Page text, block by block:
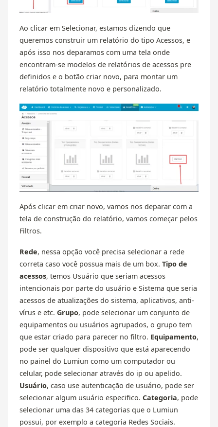
Ao clicar em Selecionar, estamos dizendo que
queremos construir um relatório do tipo Acessos, e
após isso nos deparamos com uma tela onde
encontram-se modelos de relatórios de acessos pre
definidos e o botão criar novo, para montar um
relatório totalmente novo e personalizado.
Após clicar em criar novo, vamos nos deparar com a
tela de construção do relatório, vamos começar pelos
Filtros.
Rede, nessa opção você precisa selecionar a rede
correta caso você possua mais de um box. Tipo de
acessos, temos Usuário que seriam acessos
intencionais por parte do usuário e Sistema que seria
acessos de atualizações do sistema, aplicativos, anti-
vírus e etc. Grupo, pode selecionar um conjunto de
equipamentos ou usuários agrupados, o grupo tem
que estar criado para parecer no filtro. Equipamento,
pode ser qualquer dispositivo que está aparecendo
no painel do Lumiun como um computador ou
celular, pode selecionar através do ip ou apelido.
Usuário, caso use autenticação de usuário, pode ser
selecionar algum usuário especifico. Categoria, pode
selecionar uma das 34 categorias que o Lumiun
possui, por exemplo a categoria Redes Sociais.